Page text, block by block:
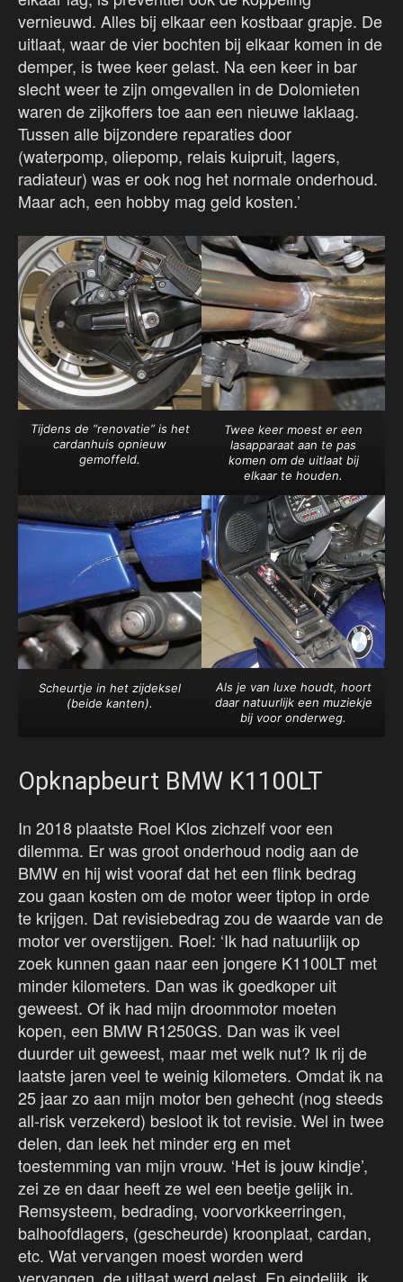
vernieuwd. Alles bij elkaar een kostbaar grapje. De
uitlaat, waar de vier bochten bij elkaar komen in de
demper, is twee keer gelast. Na een keer in bar
slecht weer te zijn omgevallen in de Dolomieten
waren de zijkoffers toe aan een nieuwe laklaag.
Tussen alle bijzondere reparaties door
(waterpomp, oliepomp, relais kuipruit, lagers,
radiateur) was er ook nog het normale onderhoud.
Maar ach, een hobby mag geld kosten.’
Tijdens de “renovatie” is het
cardanhuis opnieuw
gemoffeld.
Twee keer moest er een
lasapparaat aan te pas
komen om de uitlaat bij
elkaar te houden.
Scheurtje in het zijdeksel
(beide kanten).
Als je van luxe houdt, hoort
daar natuurlijk een muziekje
bij voor onderweg.
Opknapbeurt BMW K1100LT
In 2018 plaatste Roel Klos zichzelf voor een
dilemma. Er was groot onderhoud nodig aan de
BMW en hij wist vooraf dat het een flink bedrag
zou gaan kosten om de motor weer tiptop in orde
te krijgen. Dat revisiebedrag zou de waarde van de
motor ver overstijgen. Roel: ‘Ik had natuurlijk op
zoek kunnen gaan naar een jongere K1100LT met
minder kilometers. Dan was ik goedkoper uit
geweest. Of ik had mijn droommotor moeten
kopen, een BMW R1250GS. Dan was ik veel
duurder uit geweest, maar met welk nut? Ik rij de
laatste jaren veel te weinig kilometers. Omdat ik na
25 jaar zo aan mijn motor ben gehecht (nog steeds
all-risk verzekerd) besloot ik tot revisie. Wel in twee
delen, dan leek het minder erg en met
toestemming van mijn vrouw. ‘Het is jouw kindje’,
zei ze en daar heeft ze wel een beetje gelijk in.
Remsysteem, bedrading, voorvorkkeerringen,
balhoofdlagers, (gescheurde) kroonplaat, cardan,
etc. Wat vervangen moest worden werd